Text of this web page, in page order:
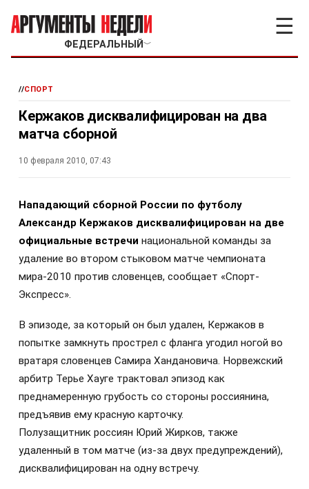
ФЕДЕРАЛЬНЫЙ ﹀
☰
//СПОРТ
Кержаков дисквалифицирован на два
матча сборной
10 февраля 2010, 07:43
Нападающий сборной России по футболу
Александр Кержаков дисквалифицирован на две
официальные встречи национальной команды за
удаление во втором стыковом матче чемпионата
мира-2010 против словенцев, сообщает «Спорт-
Экспресс».
В эпизоде, за который он был удален, Кержаков в
попытке замкнуть прострел с фланга угодил ногой во
вратаря словенцев Самира Хандановича. Норвежский
арбитр Терье Хауге трактовал эпизод как
преднамеренную грубость со стороны россиянина,
предъявив ему красную карточку.
Полузащитник россиян Юрий Жирков, также
удаленный в том матче (из-за двух предупреждений),
дисквалифицирован на одну встречу.